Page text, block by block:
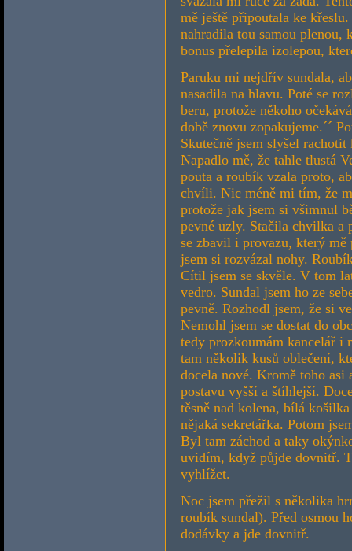
mě ještě připoutala ke
nahradila tou samou plenou,
bonus přelepila izolepou,
Paruku mi nejdřív sundala,
nasadila na hlavu. Poté se
beru, protože někoho
době znovu zopakujeme.´´
Skutečně jsem slyšel
Napadlo mě, že tahle tlustá
pouta a roubík vzala proto,
chvíli. Nic méně mi tím, že
protože jak jsem si všimnul
pevné uzly. Stačila chvilka
se zbavil i provazu, který mě
jsem si rozvázal nohy.
Cítil jsem se skvěle. V tom
vedro. Sundal jsem ho ze
pevně. Rozhodl jsem, že si
Nemohl jsem se dostat do
tedy prozkoumám kancelář i
tam několik kusů oblečení,
docela nové. Kromě toho
postavu vyšší a štíhlejší.
těsně nad kolena, bílá
nějaká sekretářka. Potom
Byl tam záchod a taky
uvidím, když půjde dovnitř.
vyhlížet.
Noc jsem přežil s několika
roubík sundal). Před osmou
dodávky a jde dovnitř.